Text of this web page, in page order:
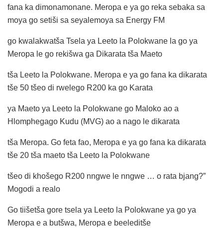
fana ka dimonamonane. Meropa e ya go reka sebaka sa
moya go setiši sa seyalemoya sa Energy FM
go kwalakwatša Tsela ya Leeto la Polokwane la go ya
Meropa le go rekišwa ga Dikarata tša Maeto
tša Leeto la Polokwane. Meropa e ya go fana ka dikarata
tše 50 tšeo di rwelego R200 ka go Karata
ya Maeto ya Leeto la Polokwane go Maloko ao a
Hlomphegago Kudu (MVG) ao a nago le dikarata
tša Meropa. Go feta fao, Meropa e ya go fana ka dikarata
tše 20 tša maeto tša Leeto la Polokwane
tšeo di khošego R200 nngwe le nngwe … o rata bjang?”
Mogodi a realo
Go tiišetša gore tsela ya Leeto la Polokwane ya go ya
Meropa e a butšwa, Meropa e beeleditše